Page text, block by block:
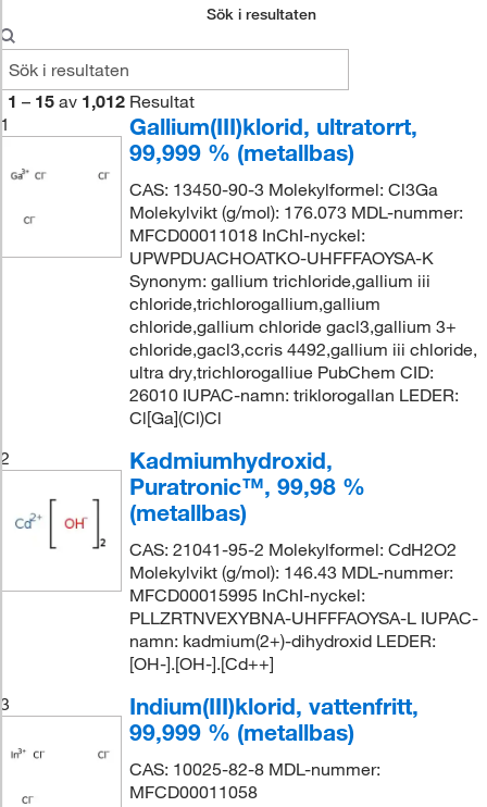
Sök i resultaten
1 – 15 av 1,012 Resultat
1
Gallium(III)klorid, ultratorrt,
99,999 % (metallbas)
CAS: 13450-90-3 Molekylformel: Cl3Ga
Molekylvikt (g/mol): 176.073 MDL-nummer:
MFCD00011018 InChI-nyckel:
UPWPDUACHOATKO-UHFFFAOYSA-K
Synonym: gallium trichloride,gallium iii
chloride,trichlorogallium,gallium
chloride,gallium chloride gacl3,gallium 3+
chloride,gacl3,ccris 4492,gallium iii chloride,
ultra dry,trichlorogalliue PubChem CID:
26010 IUPAC-namn: triklorogallan LEDER:
Cl[Ga](Cl)Cl
2
Kadmiumhydroxid,
Puratronic™, 99,98 %
(metallbas)
CAS: 21041-95-2 Molekylformel: CdH2O2
Molekylvikt (g/mol): 146.43 MDL-nummer:
MFCD00015995 InChI-nyckel:
PLLZRTNVEXYBNA-UHFFFAOYSA-L IUPAC-
namn: kadmium(2+)-dihydroxid LEDER:
[OH-].[OH-].[Cd++]
3
Indium(III)klorid, vattenfritt,
99,999 % (metallbas)
CAS: 10025-82-8 MDL-nummer:
MFCD00011058